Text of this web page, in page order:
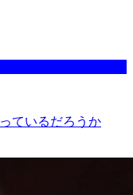
ているだろうか